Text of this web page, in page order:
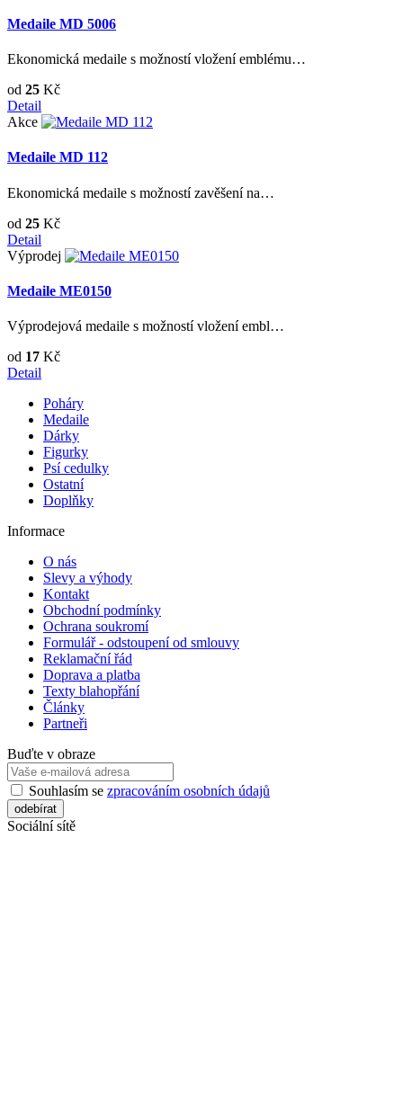
Medaile MD 5006
Ekonomická medaile s možností vložení emblému…
od 25 Kč
Detail
Akce
Medaile MD 112
Ekonomická medaile s možností zavěšení na…
od 25 Kč
Detail
Výprodej
Medaile ME0150
Výprodejová medaile s možností vložení embl…
od 17 Kč
Detail
Poháry
Medaile
Dárky
Figurky
Psí cedulky
Ostatní
Doplňky
Informace
O nás
Slevy a výhody
Kontakt
Obchodní podmínky
Ochrana soukromí
Formulář - odstoupení od smlouvy
Reklamační řád
Doprava a platba
Texty blahopřání
Články
Partneři
Buďte v obraze
Souhlasím se zpracováním osobních údajů
Sociální sítě